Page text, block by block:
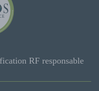
RF responsable